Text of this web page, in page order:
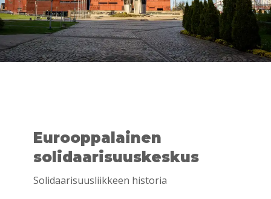
Eurooppalainen
solidaarisuuskeskus
Solidaarisuusliikkeen historia